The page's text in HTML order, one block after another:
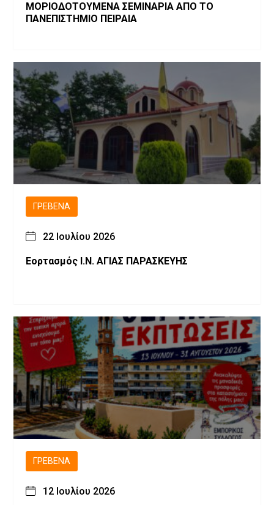
ΜΟΡΙΟΔΟΤΟΥΜΕΝΑ ΣΕΜΙΝΑΡΙΑ ΑΠΟ ΤΟ
ΠΑΝΕΠΙΣΤΗΜΙΟ ΠΕΙΡΑΙΑ
ΓΡΕΒΕΝΆ
22 Ιουλίου 2026
Εορτασμός Ι.Ν. ΑΓΙΑΣ ΠΑΡΑΣΚΕΥΗΣ
ΓΡΕΒΕΝΆ
12 Ιουλίου 2026